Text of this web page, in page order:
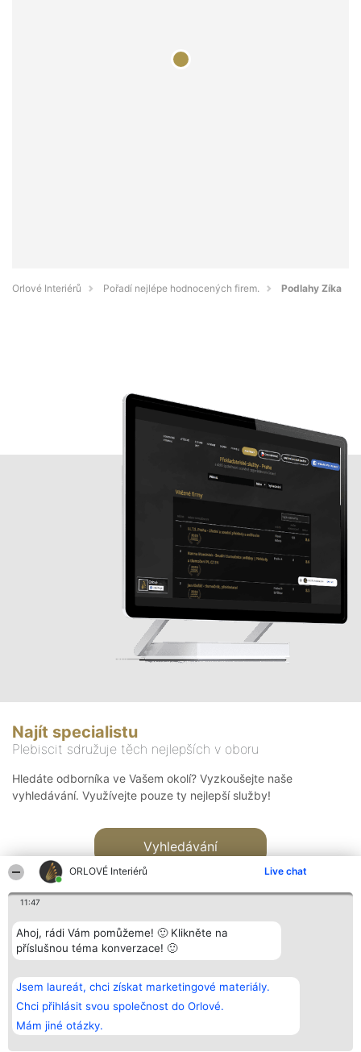
ORLOVÉ Interiérů Live chat
11:47
Ahoj, rádi Vám pomůžeme! 🙂 Klikněte na
příslušnou téma konverzace! 🙂
Jsem laureát, chci získat marketingové materiály.
Chci přihlásit svou společnost do Orlové.
Mám jiné otázky.
Orlové Interiérů Pořadí nejlépe hodnocených firem. Podlahy Zíka
Najít specialistu
Plebiscit sdružuje těch nejlepších v oboru
Hledáte odborníka ve Vašem okolí? Vyzkoušejte naše
vyhledávání. Využívejte pouze ty nejlepší služby!
Vyhledávání
Bright Side Solutions sp. z o.
o. sp. k.
ul. Ruska 22
Wrocław 50-079
KRS 0000749100 | Regon
381313360 | NIP 8943132676
Vítězové
Seznam všech
laureátů
Zásady
Zásady
Kontakt